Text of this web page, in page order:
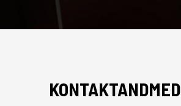
KONTAKTANDMED